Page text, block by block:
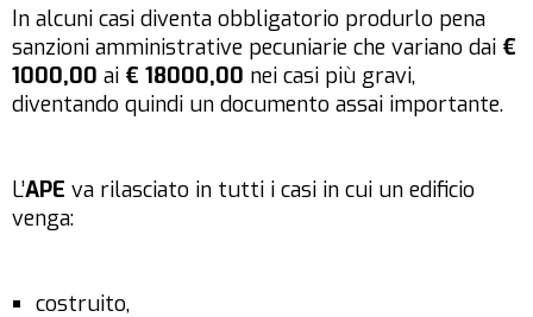
In alcuni casi diventa obbligatorio produrlo pena
sanzioni amministrative pecuniarie che variano dai €
1000,00 ai € 18000,00 nei casi più gravi,
diventando quindi un documento assai importante.
L’APE va rilasciato in tutti i casi in cui un edificio
venga:
costruito,